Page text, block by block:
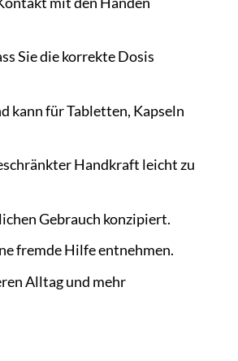
Sie die korrekte Dosis
kann für Tabletten, Kapseln
Handkraft leicht zu
Gebrauch konzipiert.
fremde Hilfe entnehmen.
Alltag und mehr